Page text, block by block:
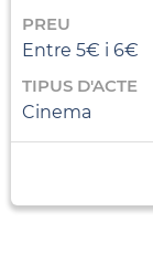
PREU
Entre 5€ i 6€
TIPUS D'ACTE
Cinema